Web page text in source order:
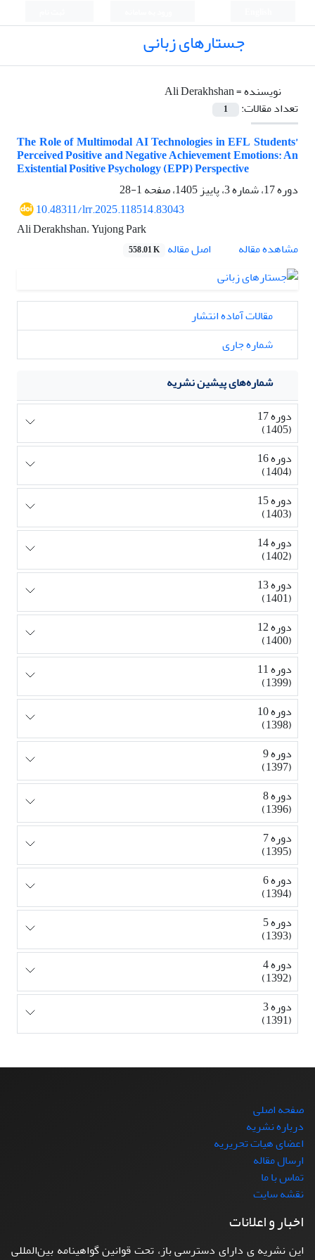
جستارهای زبانی
نویسنده =Ali Derakhshan
تعداد مقالات:
1
The Role of Multimodal AI Technologies in EFL Students’
Perceived Positive and Negative Achievement Emotions: An
Existential Positive Psychology (EPP) Perspective
دوره 17، شماره 3، پاییز 1405، صفحه
1-28
10.48311/lrr.2025.118514.83043
Ali Derakhshan، Yujong Park
مشاهده مقاله
اصل مقاله 558.01 K
مقالات آماده انتشار
شماره جاری
شماره‌های پیشین نشریه
دوره 17
(1405)
دوره 16
(1404)
دوره 15
(1403)
دوره 14
(1402)
دوره 13
(1401)
دوره 12
(1400)
دوره 11
(1399)
دوره 10
(1398)
دوره 9
(1397)
دوره 8
(1396)
دوره 7
(1395)
دوره 6
(1394)
دوره 5
(1393)
دوره 4
(1392)
دوره 3
(1391)
صفحه اصلی
درباره نشریه
اعضای هیات تحریریه
ارسال مقاله
تماس با ما
نقشه سایت
اخبار و اعلانات
این نشریه ی دارای دسترسی باز، تحت قوانین گواهینامه بین‌المللی